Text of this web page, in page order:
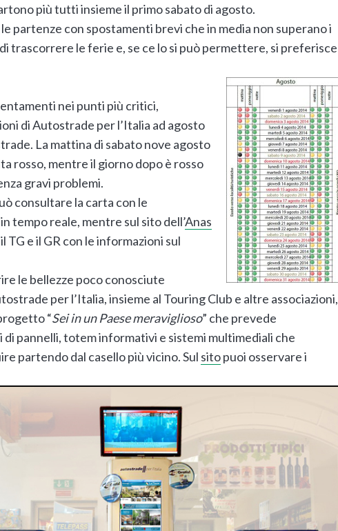
più tutti insieme il primo sabato di agosto.
partenze con spostamenti brevi che in media non superano i
trascorrere le ferie e, se ce lo si può permettere, si preferisce
nei punti più critici,
di Autostrade per l’Italia ad agosto
La mattina di sabato nove agosto
rosso, mentre il giorno dopo è rosso
gravi problemi.
consultare la carta con le
tempo reale, mentre sul sito dell’Anas
TG e il GR con le informazioni sul
le bellezze poco conosciute
per l’Italia, insieme al Touring Club e altre associazioni,
“Sei in un Paese meraviglioso” che prevede
pannelli, totem informativi e sistemi multimediali che
partendo dal casello più vicino. Sul sitopuoi osservare i